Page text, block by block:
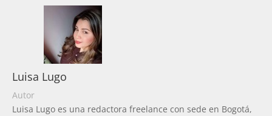
Luisa Lugo
Autor
Luisa Lugo es una redactora freelance con sede en Bogotá,